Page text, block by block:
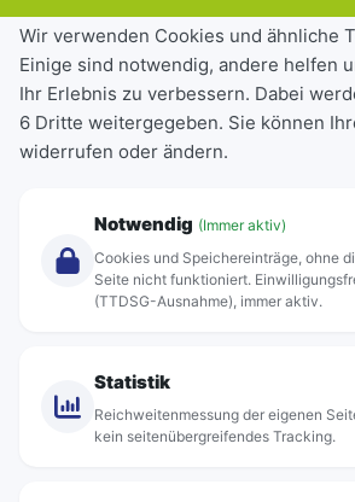
Tickets & Tarife
Deutschlandticket
Schülerkarte
Einzeltickets
Abonnements
Über Rebus
Standorte
Wir verwenden Cookies und ähnliche
Einige sind notwendig, andere helfen
Ihr Erlebnis zu verbessern. Dabei
6 Dritte weitergegeben. Sie können
widerrufen oder ändern.
Notwendig (Immer aktiv)
Cookies und Speichereinträge, ohne
Seite nicht funktioniert.
(TTDSG-Ausnahme), immer aktiv.
Statistik
Reichweitenmessung der eigenen
kein seitenübergreifendes Tracking.